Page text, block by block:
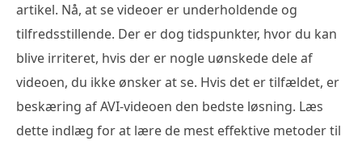
artikel. Nå, at se videoer er underholdende og
tilfredsstillende. Der er dog tidspunkter, hvor du kan
blive irriteret, hvis der er nogle uønskede dele af
videoen, du ikke ønsker at se. Hvis det er tilfældet, er
beskæring af AVI-videoen den bedste løsning. Læs
dette indlæg for at lære de mest effektive metoder til